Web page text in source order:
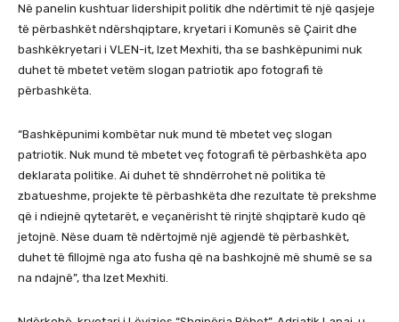
Në panelin kushtuar lidershipit politik dhe ndërtimit të një qasjeje
të përbashkët ndërshqiptare, kryetari i Komunës së Çairit dhe
bashkëkryetari i VLEN-it, Izet Mexhiti, tha se bashkëpunimi nuk
duhet të mbetet vetëm slogan patriotik apo fotografi të
përbashkëta.
“Bashkëpunimi kombëtar nuk mund të mbetet veç slogan
patriotik. Nuk mund të mbetet veç fotografi të përbashkëta apo
deklarata politike. Ai duhet të shndërrohet në politika të
zbatueshme, projekte të përbashkëta dhe rezultate të prekshme
që i ndiejnë qytetarët, e veçanërisht të rinjtë shqiptarë kudo që
jetojnë. Nëse duam të ndërtojmë një agjendë të përbashkët,
duhet të fillojmë nga ato fusha që na bashkojnë më shumë se sa
na ndajnë”, tha Izet Mexhiti.